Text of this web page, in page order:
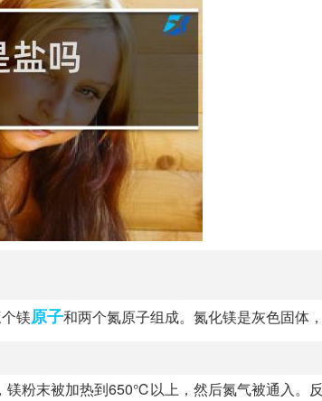
镁原子和两个氮原子组成。氮化镁是灰色固体
粉末被加热到650℃以上，然后氮气被通入。